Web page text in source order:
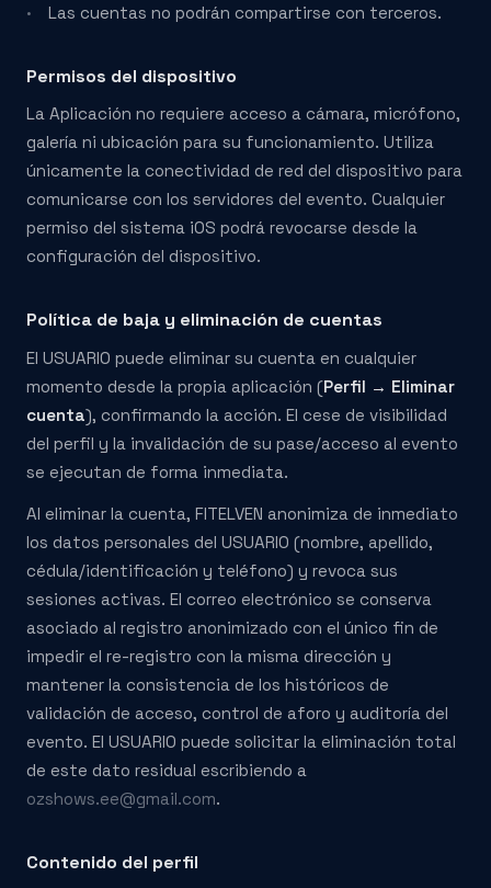
Las cuentas no podrán compartirse con terceros.
Permisos del dispositivo
La Aplicación no requiere acceso a cámara, micrófono,
galería ni ubicación para su funcionamiento. Utiliza
únicamente la conectividad de red del dispositivo para
comunicarse con los servidores del evento. Cualquier
permiso del sistema iOS podrá revocarse desde la
configuración del dispositivo.
Política de baja y eliminación de cuentas
El USUARIO puede eliminar su cuenta en cualquier
momento desde la propia aplicación (Perfil → Eliminar
cuenta), confirmando la acción. El cese de visibilidad
del perfil y la invalidación de su pase/acceso al evento
se ejecutan de forma inmediata.
Al eliminar la cuenta, FITELVEN anonimiza de inmediato
los datos personales del USUARIO (nombre, apellido,
cédula/identificación y teléfono) y revoca sus
sesiones activas. El correo electrónico se conserva
asociado al registro anonimizado con el único fin de
impedir el re-registro con la misma dirección y
mantener la consistencia de los históricos de
validación de acceso, control de aforo y auditoría del
evento. El USUARIO puede solicitar la eliminación total
de este dato residual escribiendo a
ozshows.ee@gmail.com.
Contenido del perfil